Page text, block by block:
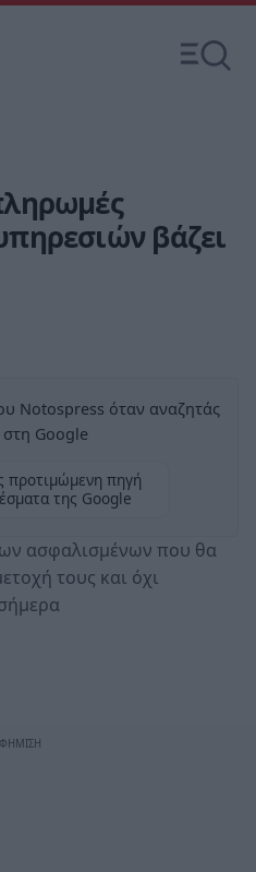
βάζει
Notospress όταν αναζητάς
στη Google
προτιμώμενη πηγή
της Google
ασφαλισμένων που θα
τους και όχι